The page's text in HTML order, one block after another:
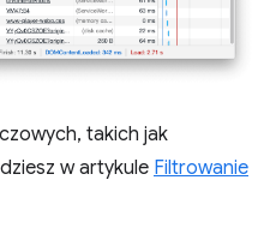
takich jak
w artykule Filtrowanie